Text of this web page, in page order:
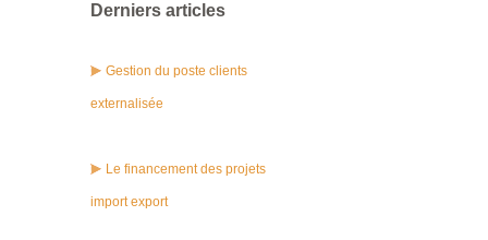
Derniers articles
Gestion du poste clients
externalisée
Le financement des projets
import export